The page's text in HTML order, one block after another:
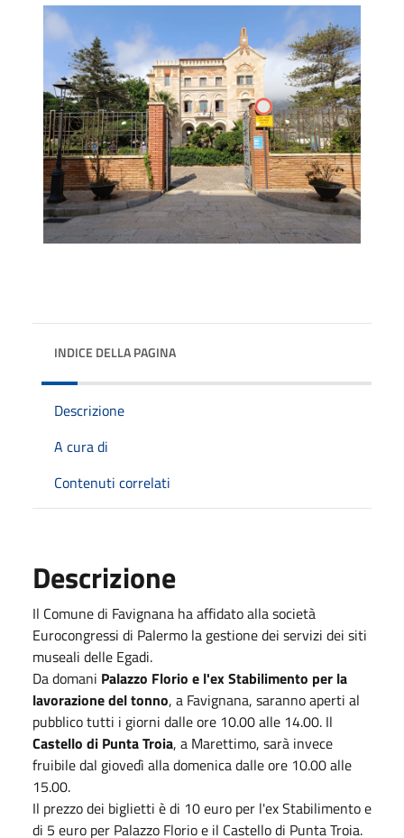
INDICE DELLA PAGINA
Descrizione
A cura di
Contenuti correlati
Descrizione
Il Comune di Favignana ha affidato alla società
Eurocongressi di Palermo la gestione dei servizi dei siti
museali delle Egadi.
Da domani Palazzo Florio e l'ex Stabilimento per la
lavorazione del tonno, a Favignana, saranno aperti al
pubblico tutti i giorni dalle ore 10.00 alle 14.00. Il
Castello di Punta Troia, a Marettimo, sarà invece
fruibile dal giovedì alla domenica dalle ore 10.00 alle
15.00.
Il prezzo dei biglietti è di 10 euro per l'ex Stabilimento e
di 5 euro per Palazzo Florio e il Castello di Punta Troia.